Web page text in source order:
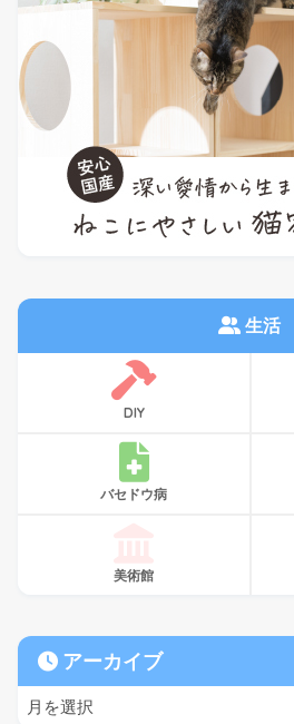
生活
DIY
バセドウ病
美術館
アーカイブ